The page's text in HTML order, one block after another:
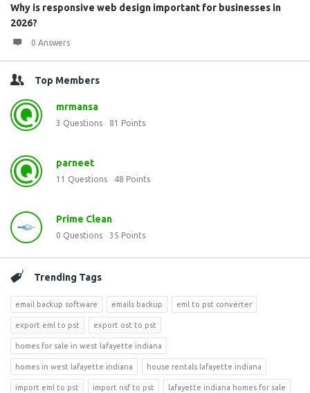
Why is responsive web design important for businesses in
2026?
0 Answers
Top Members
mrmansa
3 Questions 81 Points
parneet
11 Questions 48 Points
Prime Clean
0 Questions 35 Points
Trending Tags
email backup software emails backup eml to pst converter
export eml to pst export ost to pst
homes for sale in west lafayette indiana
homes in west lafayette indiana house rentals lafayette indiana
import eml to pst import nsf to pst lafayette indiana homes for sale